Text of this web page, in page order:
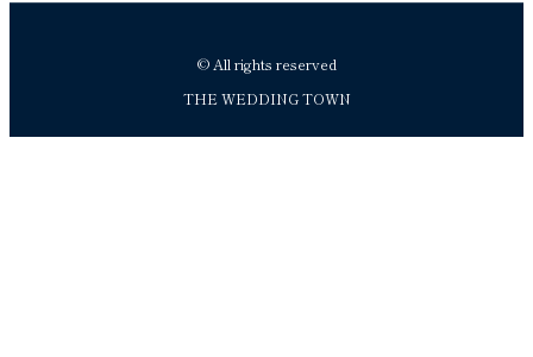
© All rights reserved
THE WEDDING TOWN